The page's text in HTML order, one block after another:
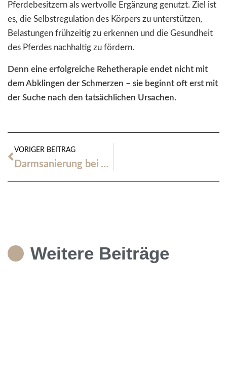
Pferdebesitzern als wertvolle Ergänzung genutzt. Ziel ist
es, die Selbstregulation des Körpers zu unterstützen,
Belastungen frühzeitig zu erkennen und die Gesundheit
des Pferdes nachhaltig zu fördern.
Denn eine erfolgreiche Rehetherapie endet nicht mit
dem Abklingen der Schmerzen – sie beginnt oft erst mit
der Suche nach den tatsächlichen Ursachen.
VORIGER BEITRAG
Darmsanierung bei Tieren – warum ein gesunder Darm weit mehr ist als nur Verdauung
Weitere Beiträge